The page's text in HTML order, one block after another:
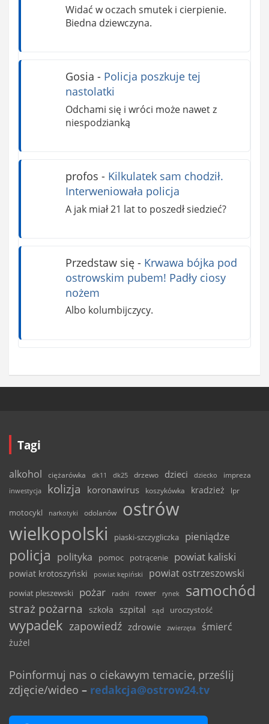
Widać w oczach smutek i cierpienie.
Biedna dziewczyna.
Gosia - Policja poszkuje tej
nastolatki
Odchami się i wróci może nawet z
niespodzianką
profos - Kilkulatek sam chodził.
Interweniowała policja
A jak miał 21 lat to poszedł siedzieć?
Przedstaw się- Krwawa bójka pod
ostrowskim pubem! Padły ciosy
nożem
Albo kolumbijczycy.
Tagi
alkohol ciężarówka dk11 dk25 drzewo dzieci dziecko
impreza
inwestycja
kolizja koronawirus koszykówka kradzież lpr
motocykl narkotyki odolanów
ostrów
wielkopolski
piaski-szczygliczka pieniądze
policja polityka pomoc potrącenie powiat kaliski
powiat krotoszyński powiat kępiński powiat ostrzeszowski
powiat pleszewski pożar radni rower rynek samochód
straż pożarna szkoła szpital sąd uroczystość
wypadek zapowiedź zdrowie zwierzęta śmierć
żużel
Poinformuj nas o ciekawym temacie, prześlij
zdjęcie/wideo – redakcja@ostrow24.tv